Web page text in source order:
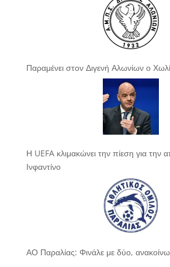
Παραμένει στον Διγενή Αλωνίων ο
Η UEFA κλιμακώνει την πίεση για την
Ινφαντίνο
ΑΟ Παραλίας: Φινάλε με δύο,